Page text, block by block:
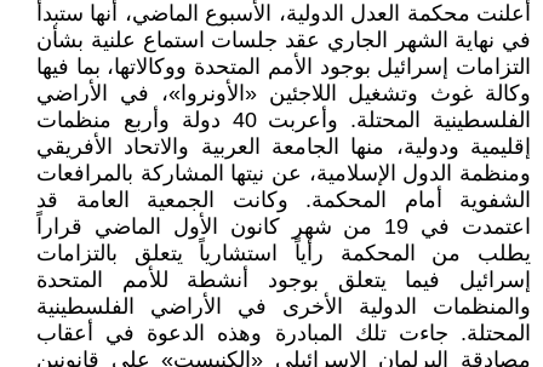
أعلنت محكمة العدل الدولية، الأسبوع الماضي، أنها ستبدأ
في نهاية الشهر الجاري عقد جلسات استماع علنية بشأن
التزامات إسرائيل بوجود الأمم المتحدة ووكالاتها، بما فيها
وكالة غوث وتشغيل اللاجئين «الأونروا»، في الأراضي
الفلسطينية المحتلة. وأعربت 40 دولة وأربع منظمات
إقليمية ودولية، منها الجامعة العربية والاتحاد الأفريقي
ومنظمة الدول الإسلامية، عن نيتها المشاركة بالمرافعات
الشفوية أمام المحكمة. وكانت الجمعية العامة قد
اعتمدت في 19 من شهر كانون الأول الماضي قراراً
يطلب من المحكمة رأياً استشارياً يتعلق بالتزامات
إسرائيل فيما يتعلق بوجود أنشطة للأمم المتحدة
والمنظمات الدولية الأخرى في الأراضي الفلسطينية
المحتلة. جاءت تلك المبادرة وهذه الدعوة في أعقاب
مصادقة البرلمان الإسرائيلي «الكنيست» على قانونين